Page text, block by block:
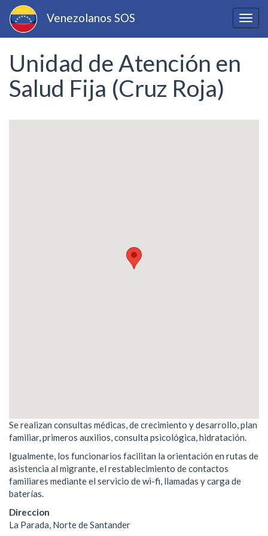
Pasar
contenido
Venezolanos SOS
Unidad de Atención en
Salud Fija (Cruz Roja)
Se realizan consultas médicas, de crecimiento y desarrollo, plan
familiar, primeros auxilios, consulta psicológica, hidratación.
Igualmente, los funcionarios facilitan la orientación en rutas de
asistencia al migrante, el restablecimiento de contactos
familiares mediante el servicio de wi-fi, llamadas y carga de
baterías.
Direccion
La Parada, Norte de Santander